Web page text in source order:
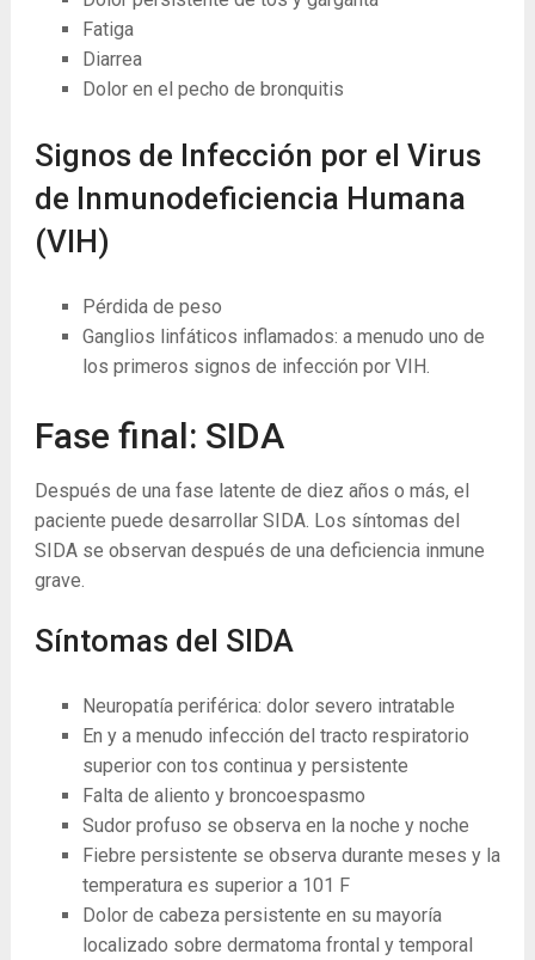
Fatiga
Diarrea
Dolor en el pecho de bronquitis
Signos de Infección por el Virus
de Inmunodeficiencia Humana
(VIH)
Pérdida de peso
Ganglios linfáticos inflamados: a menudo uno de
los primeros signos de infección por VIH.
Fase final: SIDA
Después de una fase latente de diez años o más, el
paciente puede desarrollar SIDA. Los síntomas del
SIDA se observan después de una deficiencia inmune
grave.
Síntomas del SIDA
Neuropatía periférica: dolor severo intratable
En y a menudo infección del tracto respiratorio
superior con tos continua y persistente
Falta de aliento y broncoespasmo
Sudor profuso se observa en la noche y noche
Fiebre persistente se observa durante meses y la
temperatura es superior a 101 F
Dolor de cabeza persistente en su mayoría
localizado sobre dermatoma frontal y temporal